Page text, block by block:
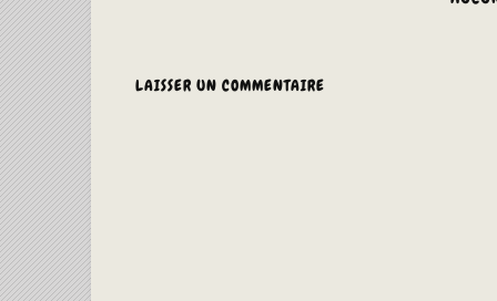
LAISSER UN COMMENTAIRE